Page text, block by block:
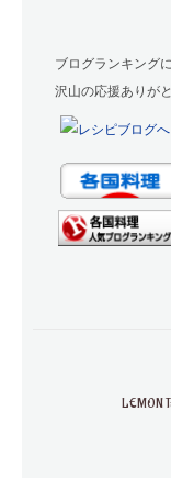
ブログランキング
沢山の応援ありが
LEMON